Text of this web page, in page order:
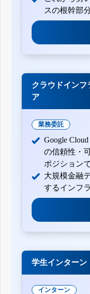
スの根幹部
クラウドインフ
ア
業務委託
Google
の信頼性・
ポジション
大規模金融
するインフ
学生インターン
インターン